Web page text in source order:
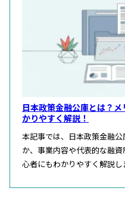
日本政策金融公庫とは？
かりやすく解説！
本記事では、日本政策金融
か、事業内容や代表的な融
心者にもわかりやすく解説し